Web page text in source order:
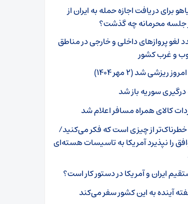
برای دریافت اجازه حمله به ایران از
جلسه محرمانه چه گذشت؟
لغو پروازهای داخلی و خارجی در مناطق
و غرب کشور
ریزشی شد (۲ مهر ۱۴۰۴)
درگیری سوریه باز شد
کالای همراه مسافر اعلام شد
از چیزی است که فکر می‌کنید/
را نپذیرد آمریکا به تاسیسات هسته‌ای
ایران و آمریکا در دستور کار است؟
آینده به این کشور سفر می‌کند